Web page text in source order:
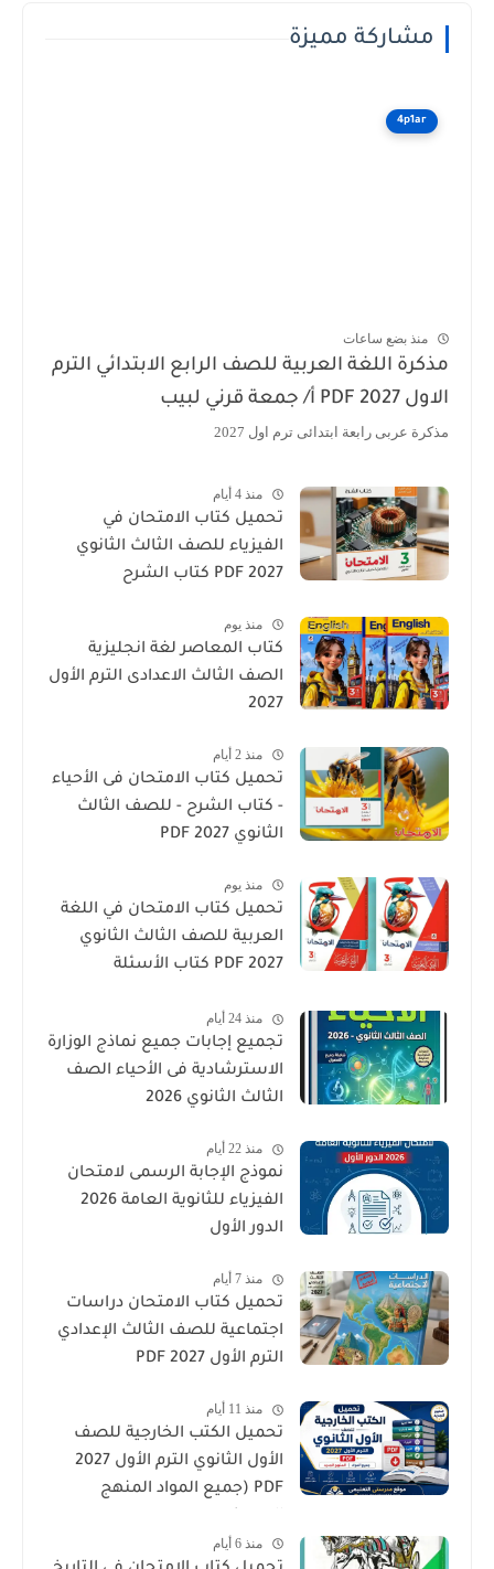
مشاركة مميزة
4p1ar
منذ بضع ساعات
مذكرة اللغة العربية للصف الرابع الابتدائي الترم
الاول 2027 PDF أ/ جمعة قرني لبيب
مذكرة عربى رابعة ابتدائى ترم اول 2027
منذ 4 أيام
تحميل كتاب الامتحان في
الفيزياء للصف الثالث الثانوي
2027 PDF كتاب الشرح
منذ يوم
كتاب المعاصر لغة انجليزية
الصف الثالث الاعدادى الترم الأول
2027
منذ 2 أيام
تحميل كتاب الامتحان فى الأحياء
- كتاب الشرح - للصف الثالث
الثانوي 2027 PDF
منذ يوم
تحميل كتاب الامتحان في اللغة
العربية للصف الثالث الثانوي
2027 PDF كتاب الأسئلة
منذ 24 أيام
تجميع إجابات جميع نماذج الوزارة
الاسترشادية فى الأحياء الصف
الثالث الثانوي 2026
منذ 22 أيام
نموذج الإجابة الرسمى لامتحان
الفيزياء للثانوية العامة 2026
الدور الأول
منذ 7 أيام
تحميل كتاب الامتحان دراسات
اجتماعية للصف الثالث الإعدادي
الترم الأول 2027 PDF
منذ 11 أيام
تحميل الكتب الخارجية للصف
الأول الثانوي الترم الأول 2027
PDF (جميع المواد المنهج
منذ 6 أيام